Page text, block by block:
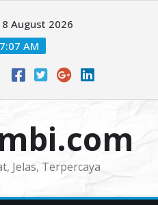
August 2026
AM
Jelas, Terpercaya